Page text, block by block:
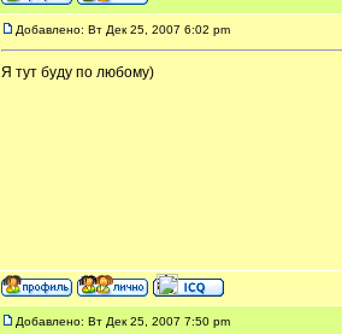
Добавлено: Вт Дек 25, 2007 6:02 pm
Я тут буду по любому)
Добавлено: Вт Дек 25, 2007 7:50 pm